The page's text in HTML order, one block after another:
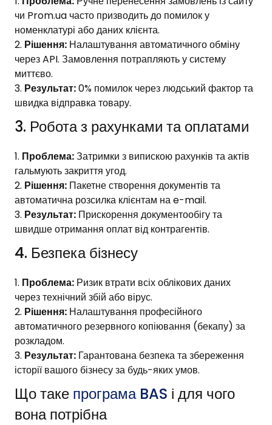
чи Prom.ua часто призводить до помилок у
номенклатурі або даних клієнта.
Рішення: Налаштування автоматичного обміну
через API. Замовлення потрапляють у систему
миттєво.
Результат:0% помилок через людський фактор та
швидка відправка товару.
3. Робота з рахунками та оплатами
Проблема:Затримки з випискою рахунків та актів
гальмують закриття угод.
Рішення: Пакетне створення документів та
автоматична розсилка клієнтам на e-mail.
Результат: Прискорення документообігу та
швидше отримання оплат від контрагентів.
4. Безпека бізнесу
Проблема: Ризик втрати всіх облікових даних
через технічний збій або вірус.
Рішення: Налаштування професійного
автоматичного резервного копіювання (бекапу) за
розкладом.
Результат: Гарантована безпека та збереження
історії вашого бізнесу за будь-яких умов.
Що таке програма BAS і для чого
вона потрібна